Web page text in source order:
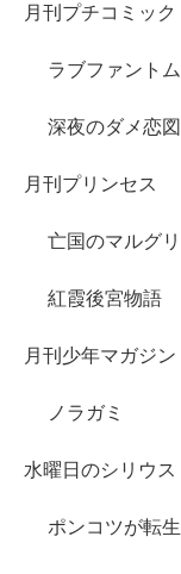
月刊プチコミック
ラブファントム
深夜のダメ恋
月刊プリンセス
亡国のマルグ
紅霞後宮物語
月刊少年マガジン
ノラガミ
水曜日のシリウス
ポンコツが転